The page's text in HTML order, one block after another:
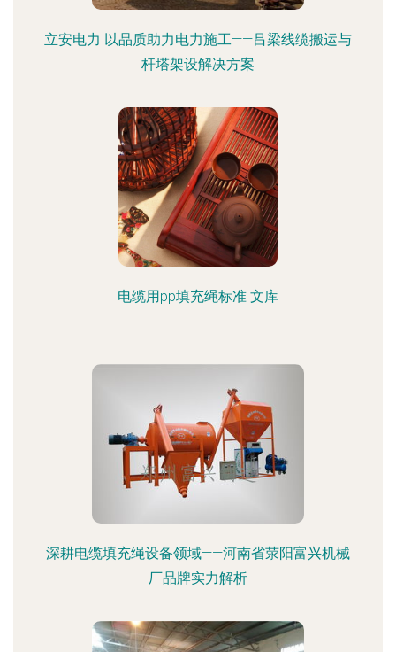
立安电力 以品质助力电力施工——吕梁线缆搬运与
杆塔架设解决方案
电缆用pp填充绳标准 文库
深耕电缆填充绳设备领域——河南省荥阳富兴机械
厂品牌实力解析